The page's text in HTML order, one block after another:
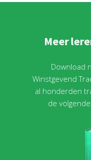
Meerlere
Download
Winstgevend
al honderden
de